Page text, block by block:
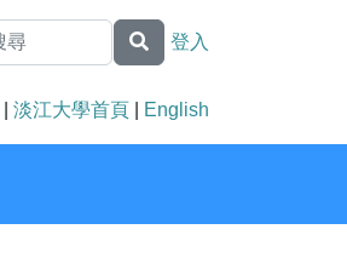
登入
淡江大學首頁 English